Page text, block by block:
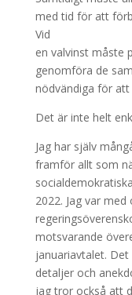
med tid för att
Vid
en valvinst måste
genomföra de
nödvändiga för
Det är inte helt
Jag har själv
framför allt som
2022. Jag var
motsvarande
januariavtalet.
detaljer och
jag tror också att